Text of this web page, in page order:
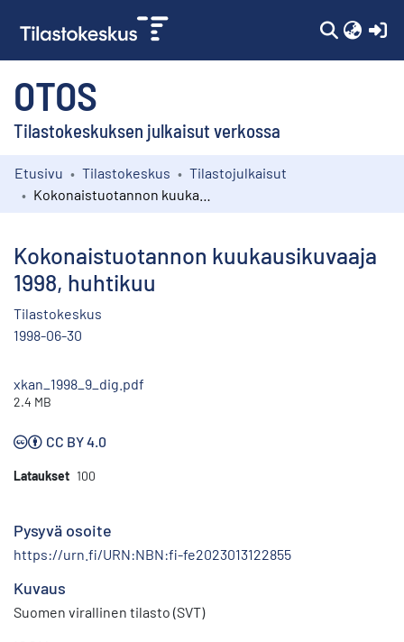
OTOS
Tilastokeskuksen julkaisut verkossa
Kokoelmat
Etusivu Tilastokeskus
Tilastojulkaisut
Kokonaistuotannon kuukausikuvaaja
1998, huhtikuu
Tilastokeskus
1998-06-30
xkan_1998_9_dig.pdf
2.4 MB
CC BY 4.0
Lataukset 100
Pysyvä osoite
https://urn.fi/URN:NBN:fi-fe2023013122855
Kuvaus
Suomen virallinen tilasto (SVT)